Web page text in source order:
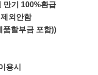
만기 100%환급
외안함
품할부금 포함))
용시